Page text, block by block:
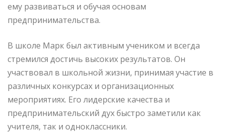
ему развиваться и обучая основам
предпринимательства.
В школе Марк был активным учеником и всегда
стремился достичь высоких результатов. Он
участвовал в школьной жизни, принимая участие в
различных конкурсах и организационных
мероприятиях. Его лидерские качества и
предпринимательский дух быстро заметили как
учителя, так и одноклассники.